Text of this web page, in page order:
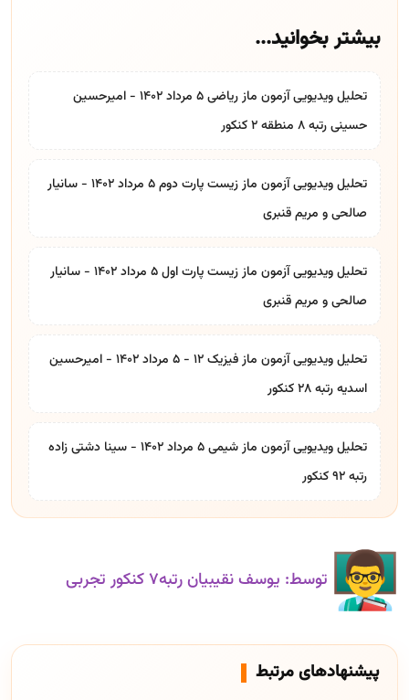
بیشتر بخوانید...
تحلیل ویدیویی آزمون ماز ریاضی ۵ مرداد ۱۴۰۲ - امیرحسین
حسینی رتبه ۸ منطقه ۲ کنکور
تحلیل ویدیویی آزمون ماز زیست پارت دوم ۵ مرداد ۱۴۰۲ - سانیار
صالحی و مریم قنبری
تحلیل ویدیویی آزمون ماز زیست پارت اول ۵ مرداد ۱۴۰۲ - سانیار
صالحی و مریم قنبری
تحلیل ویدیویی آزمون ماز فیزیک ۱۲ - ۵ مرداد ۱۴۰۲ - امیرحسین
اسدیه رتبه ۲۸ کنکور
تحلیل ویدیویی آزمون ماز شیمی ۵ مرداد ۱۴۰۲ - سینا دشتی زاده
رتبه ۹۲ کنکور
توسط: یوسف نقیبیان رتبه۷ کنکور تجربی
پیشنهادهای مرتبط